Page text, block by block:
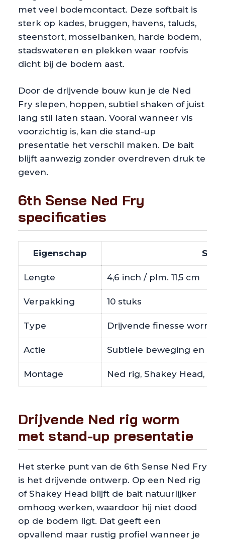
met veel bodemcontact. Deze softbait is
sterk op kades, bruggen, havens, taluds,
steenstort, mosselbanken, harde bodem,
stadswateren en plekken waar roofvis
dicht bij de bodem aast.
Door de drijvende bouw kun je de Ned
Fry slepen, hoppen, subtiel shaken of juist
lang stil laten staan. Vooral wanneer vis
voorzichtig is, kan die stand-up
presentatie het verschil maken. De bait
blijft aanwezig zonder overdreven druk te
geven.
6th Sense Ned Fry
specificaties
Eigenschap
Lengte 4,6 inch / plm. 11,5 cm
Verpakking 10 stuks
Type Drijvende finesse worm
Actie Subtiele beweging en
Montage Ned rig, Shakey Head,
Drijvende Ned rig worm
met stand-up presentatie
Het sterke punt van de 6th Sense Ned Fry
is het drijvende ontwerp. Op een Ned rig
of Shakey Head blijft de bait natuurlijker
omhoog werken, waardoor hij niet dood
op de bodem ligt. Dat geeft een
opvallend maar rustig profiel wanneer je